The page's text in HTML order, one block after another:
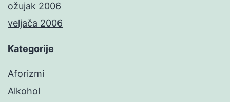
ožujak 2006
veljača 2006
Kategorije
Aforizmi
Alkohol